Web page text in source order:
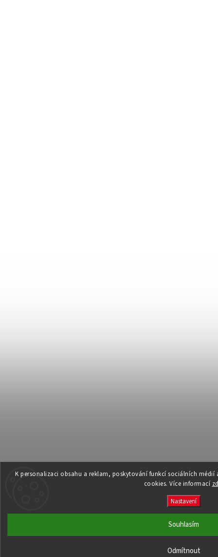
K personalizaci obsahu a reklam, poskytování funkcí sociálních
cookies. Více informací
Nastavení
Odmítnout
Souhlasím